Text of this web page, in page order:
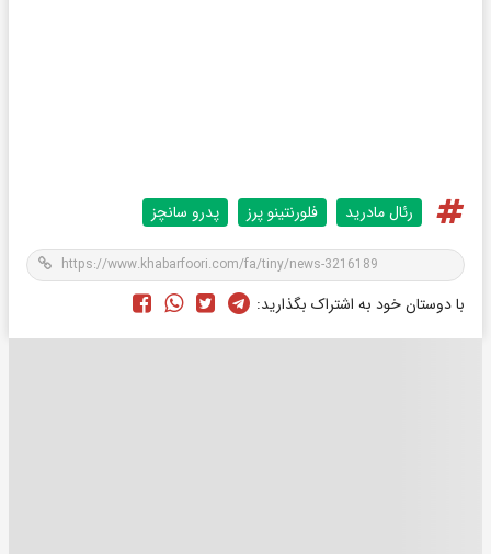
رئال مادرید فلورنتینو پرز پدرو سانچز
با دوستان خود به اشتراک بگذارید: